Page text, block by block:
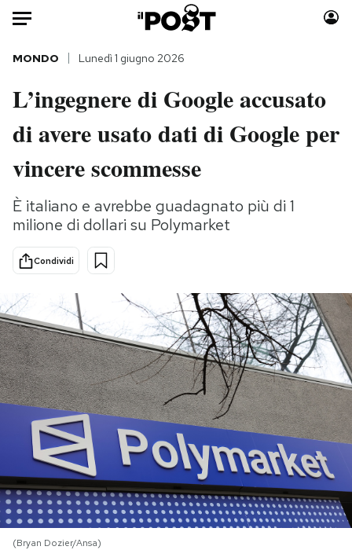
Auto
HOME
Italia
Politica
Tecnologia
Internet
Scienza
Cultura
Economia
Sport
Moda
Consumismi
Storie/Idee
Ok Boomer!
Altrecose
Mondiali calcio 2026
PODCAST
NEWSLETTER
I MIEI PREFERITI
SHOP
MONDO Lunedì 1 giugno 2026
L’ingegnere di Google accusato
di avere usato dati di Google per
vincere scommesse
È italiano e avrebbe guadagnato più di 1
milione di dollari su Polymarket
Condividi
(Bryan Dozier/Ansa)